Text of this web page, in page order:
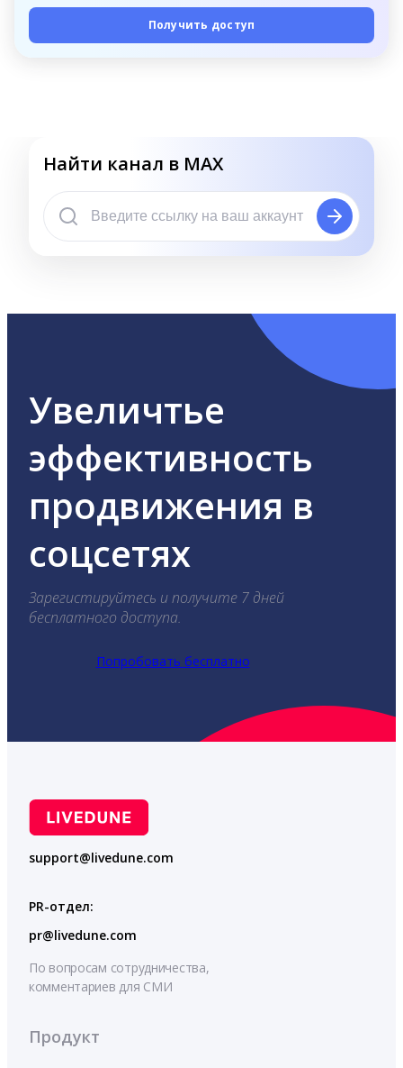
Получить доступ
Найти канал в MAX
Увеличтье
эффективность
продвижения в
соцсетях
Зарегистируйтесь и получите 7 дней
бесплатного доступа.
Попробовать бесплатно
support@livedune.com
PR-отдел:
pr@livedune.com
По вопросам сотрудничества,
комментариев для СМИ
Продукт